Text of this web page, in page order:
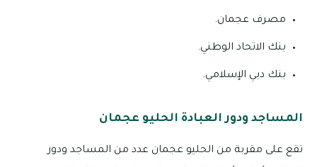
مصرف عجمان.
بنك الاتحاد الوطني.
بنك دبي الإسلامي.
المساجد ودور العبادة الحليو عجمان
تقع على مقربة من الحليو عجمان عدد من المساجد ودور